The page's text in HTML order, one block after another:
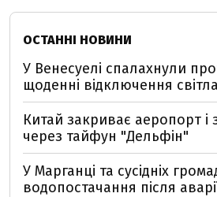
ОСТАННІ НОВИНИ
У Венесуелі спалахнули
щоденні відключення світла
Китай закриває аеропорт і
через тайфун "Дельфін"
У Марганці та сусідніх
водопостачання після